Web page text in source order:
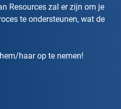
Resources zal er zijn om je
te ondersteunen, wat de
haar op te nemen!